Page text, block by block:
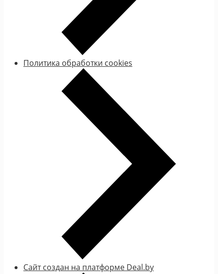
Политика обработки cookies
Сайт создан на платформе Deal.by